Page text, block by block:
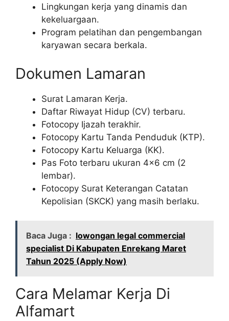
Lingkungan kerja yang dinamis dan
kekeluargaan.
Program pelatihan dan pengembangan
karyawan secara berkala.
Dokumen Lamaran
Surat Lamaran Kerja.
Daftar Riwayat Hidup (CV) terbaru.
Fotocopy Ijazah terakhir.
Fotocopy Kartu Tanda Penduduk (KTP).
Fotocopy Kartu Keluarga (KK).
Pas Foto terbaru ukuran 4×6 cm (2
lembar).
Fotocopy Surat Keterangan Catatan
Kepolisian (SKCK) yang masih berlaku.
Baca Juga : lowongan legal commercial
specialist Di Kabupaten Enrekang Maret
Tahun 2025 (Apply Now)
Cara Melamar Kerja Di
Alfamart